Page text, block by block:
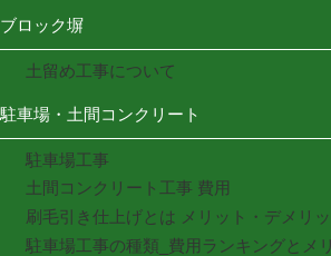
ブロック塀
土留め工事について
駐車場・土間コンクリート
駐車場工事
土間コンクリート工事 費用
刷毛引き仕上げとは メリット・デメリッ
駐車場工事の種類_費用ランキングとメ